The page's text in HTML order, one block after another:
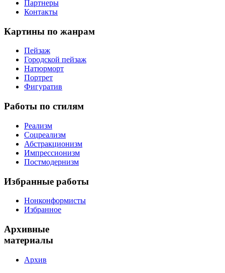
Партнеры
Контакты
Картины по жанрам
Пейзаж
Городской пейзаж
Натюрморт
Портрет
Фигуратив
Работы по стилям
Реализм
Соцреализм
Абстракционизм
Импрессионизм
Постмодернизм
Избранные работы
Нонконформисты
Избранное
Архивные
материалы
Архив